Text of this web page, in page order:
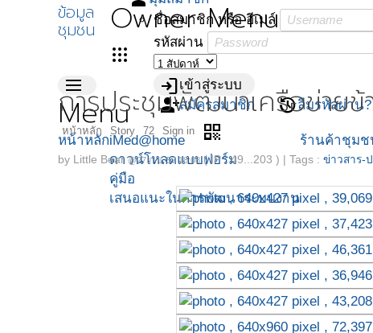
ข้อมูล
ชุมชน Owner Menu
apps
ชื่อสมาชิก หรือ อีเมล์
รหัสผ่าน
loginเข้าสู่ระบบ
person_addสมัครสมาชิก restoreลืมรหัสผ่าน?
menu
Menu
หน้าหลักiMed@home
ดาวน์โหลดแบบฟอร์ม
คู่มือ
เสนอแนะในการพัฒนาระบบงาน
ร้านค้าชุม
การประชุมพัฒนาเครือข่าย
หน้าหลัก Story 72 Sign in qr_code
by Little Bear @27 ก.ย. 57 18:08( IP : 49...203 ) Tags : ข่าวสาร-